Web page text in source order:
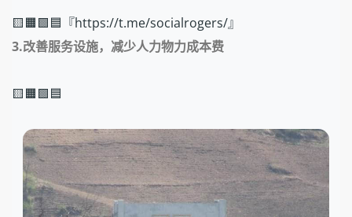
🟨🟧🟩🟦『https://t.me/socialrogers/』
3.改善服务设施，减少人力物力成本费
🟨🟧🟩🟦